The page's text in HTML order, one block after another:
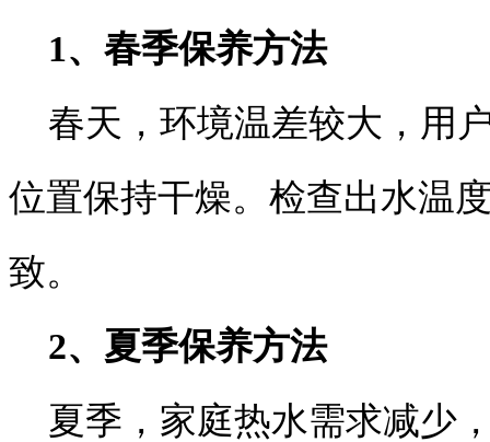
1、春季保养方法
春天，环境温差较大，用
位置保持干燥。检查出水温
致。
2、夏季保养方法
夏季，家庭热水需求减少